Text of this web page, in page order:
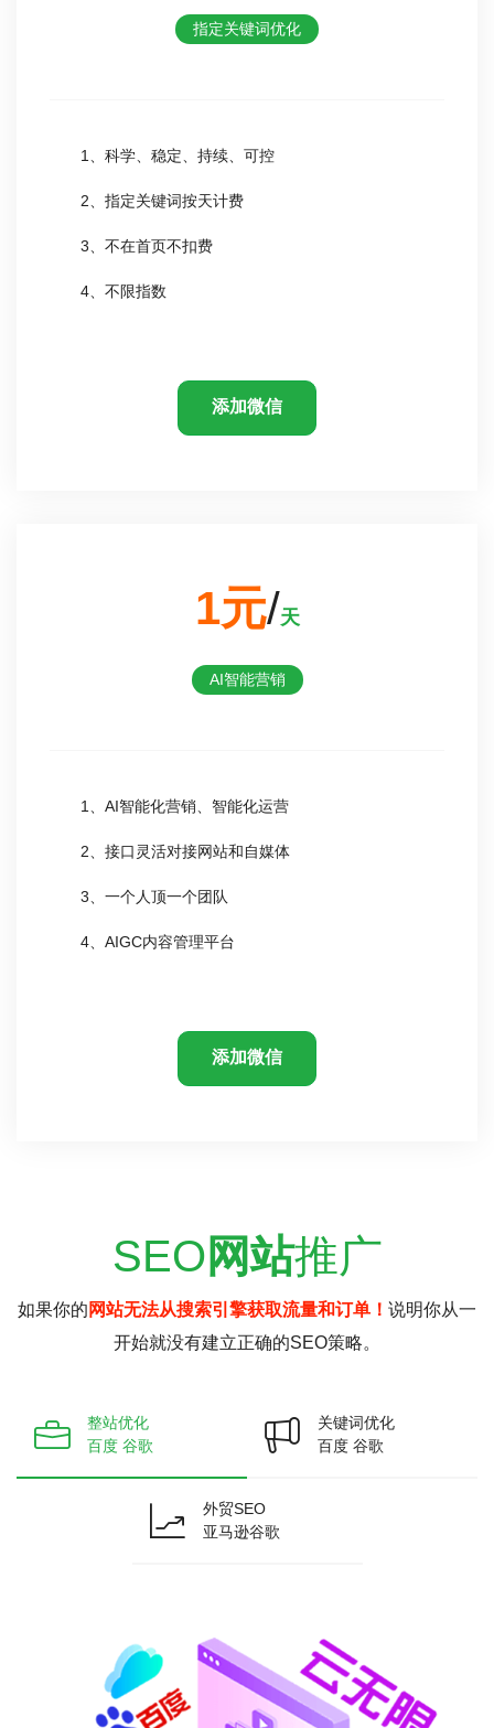
指定关键词优化
1、科学、稳定、持续、可控
2、指定关键词按天计费
3、不在首页不扣费
4、不限指数
添加微信
1元/天
AI智能营销
1、AI智能化营销、智能化运营
2、接口灵活对接网站和自媒体
3、一个人顶一个团队
4、AIGC内容管理平台
添加微信
SEO 网站推广
如果你的 网站无法从搜索引擎获取流量和订单！ 说明你从一
开始就没有建立正确的SEO策略。
整站优化
百度 谷歌
关键词优化
百度 谷歌
外贸SEO
亚马逊谷歌